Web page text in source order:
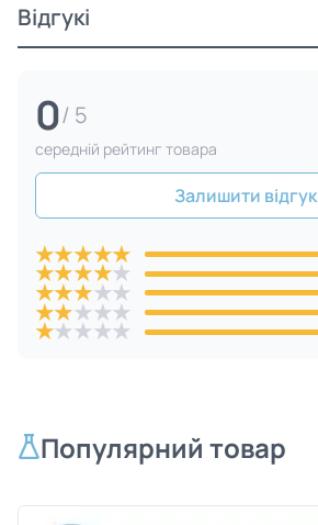
Відгукі
0/ 5
cередній рейтинг товара
Залишити відгук
★★★★★
★★★★★
★★★★★
★★★★★
★★★★★
Популярний товар